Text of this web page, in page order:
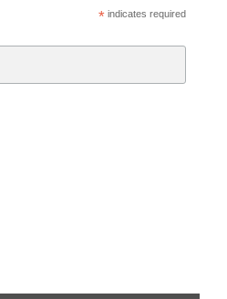
*indicates required